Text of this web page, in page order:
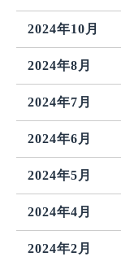
2024年10月
2024年8月
2024年7月
2024年6月
2024年5月
2024年4月
2024年2月